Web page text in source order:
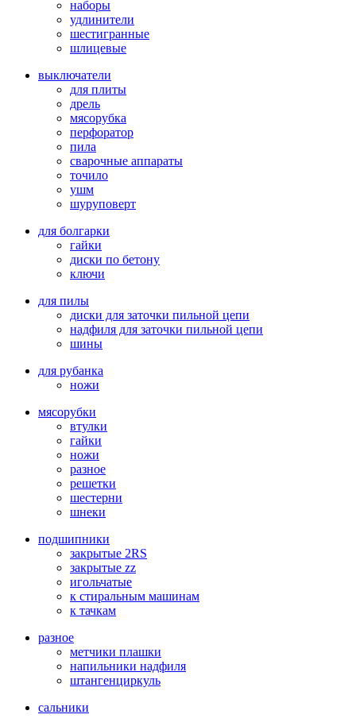
наборы
удлинители
шестигранные
шлицевые
выключатели
для плиты
дрель
мясорубка
перфоратор
пила
сварочные аппараты
точило
ушм
шуруповерт
для болгарки
гайки
диски по бетону
ключи
для пилы
диски для заточки пильной цепи
надфиля для заточки пильной цепи
шины
для рубанка
ножи
мясорубки
втулки
гайки
ножи
разное
решетки
шестерни
шнеки
подшипники
закрытые 2RS
закрытые zz
игольчатые
к стиральным машинам
к тачкам
разное
метчики плашки
напильники надфиля
штангенциркуль
сальники